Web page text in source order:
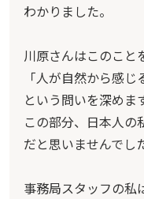
わかりました。
川原さんはこのこと
「人が自然から感じ
という問いを深めま
この部分、日本人の
だと思いませんでし
事務局スタッフの私